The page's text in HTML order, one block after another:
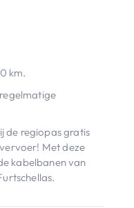
km.
de regiopas gratis
Met deze
kabelbanen van